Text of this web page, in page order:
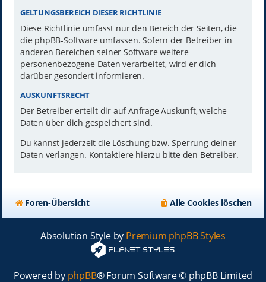
GELTUNGSBEREICH DIESER RICHTLINIE
Diese Richtlinie umfasst nur den Bereich der Seiten, die
die phpBB-Software umfassen. Sofern der Betreiber in
anderen Bereichen seiner Software weitere
personenbezogene Daten verarbeitet, wird er dich
darüber gesondert informieren.
AUSKUNFTSRECHT
Der Betreiber erteilt dir auf Anfrage Auskunft, welche
Daten über dich gespeichert sind.
Du kannst jederzeit die Löschung bzw. Sperrung deiner
Daten verlangen. Kontaktiere hierzu bitte den Betreiber.
Foren-Übersicht Alle Cookies löschen
Absolution Style by Premium phpBB Styles
Powered by phpBB® Forum Software © phpBB Limited